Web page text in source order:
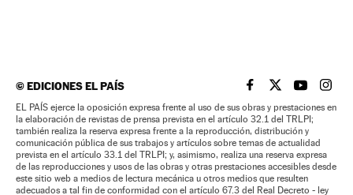
©EDICIONES EL PAÍS EL PAÍS BRASIL EN
EL PAÍSEL PAÍS
EL
EL PAÍS ejerce la oposición expresa frente al uso de sus obras y prestaciones en
la elaboración de revistas de prensa prevista en el artículo 32.1 del TRLPI;
también realiza la reserva expresa frente a la reproducción, distribución y
comunicación pública de sus trabajos y artículos sobre temas de actualidad
prevista en el artículo 33.1 del TRLPI; y, asimismo, realiza una reserva expresa
de las reproducciones y usos de las obras y otras prestaciones accesibles desde
este sitio web a medios de lectura mecánica u otros medios que resulten
adecuados a tal fin de conformidad con el artículo 67.3 del Real Decreto - ley